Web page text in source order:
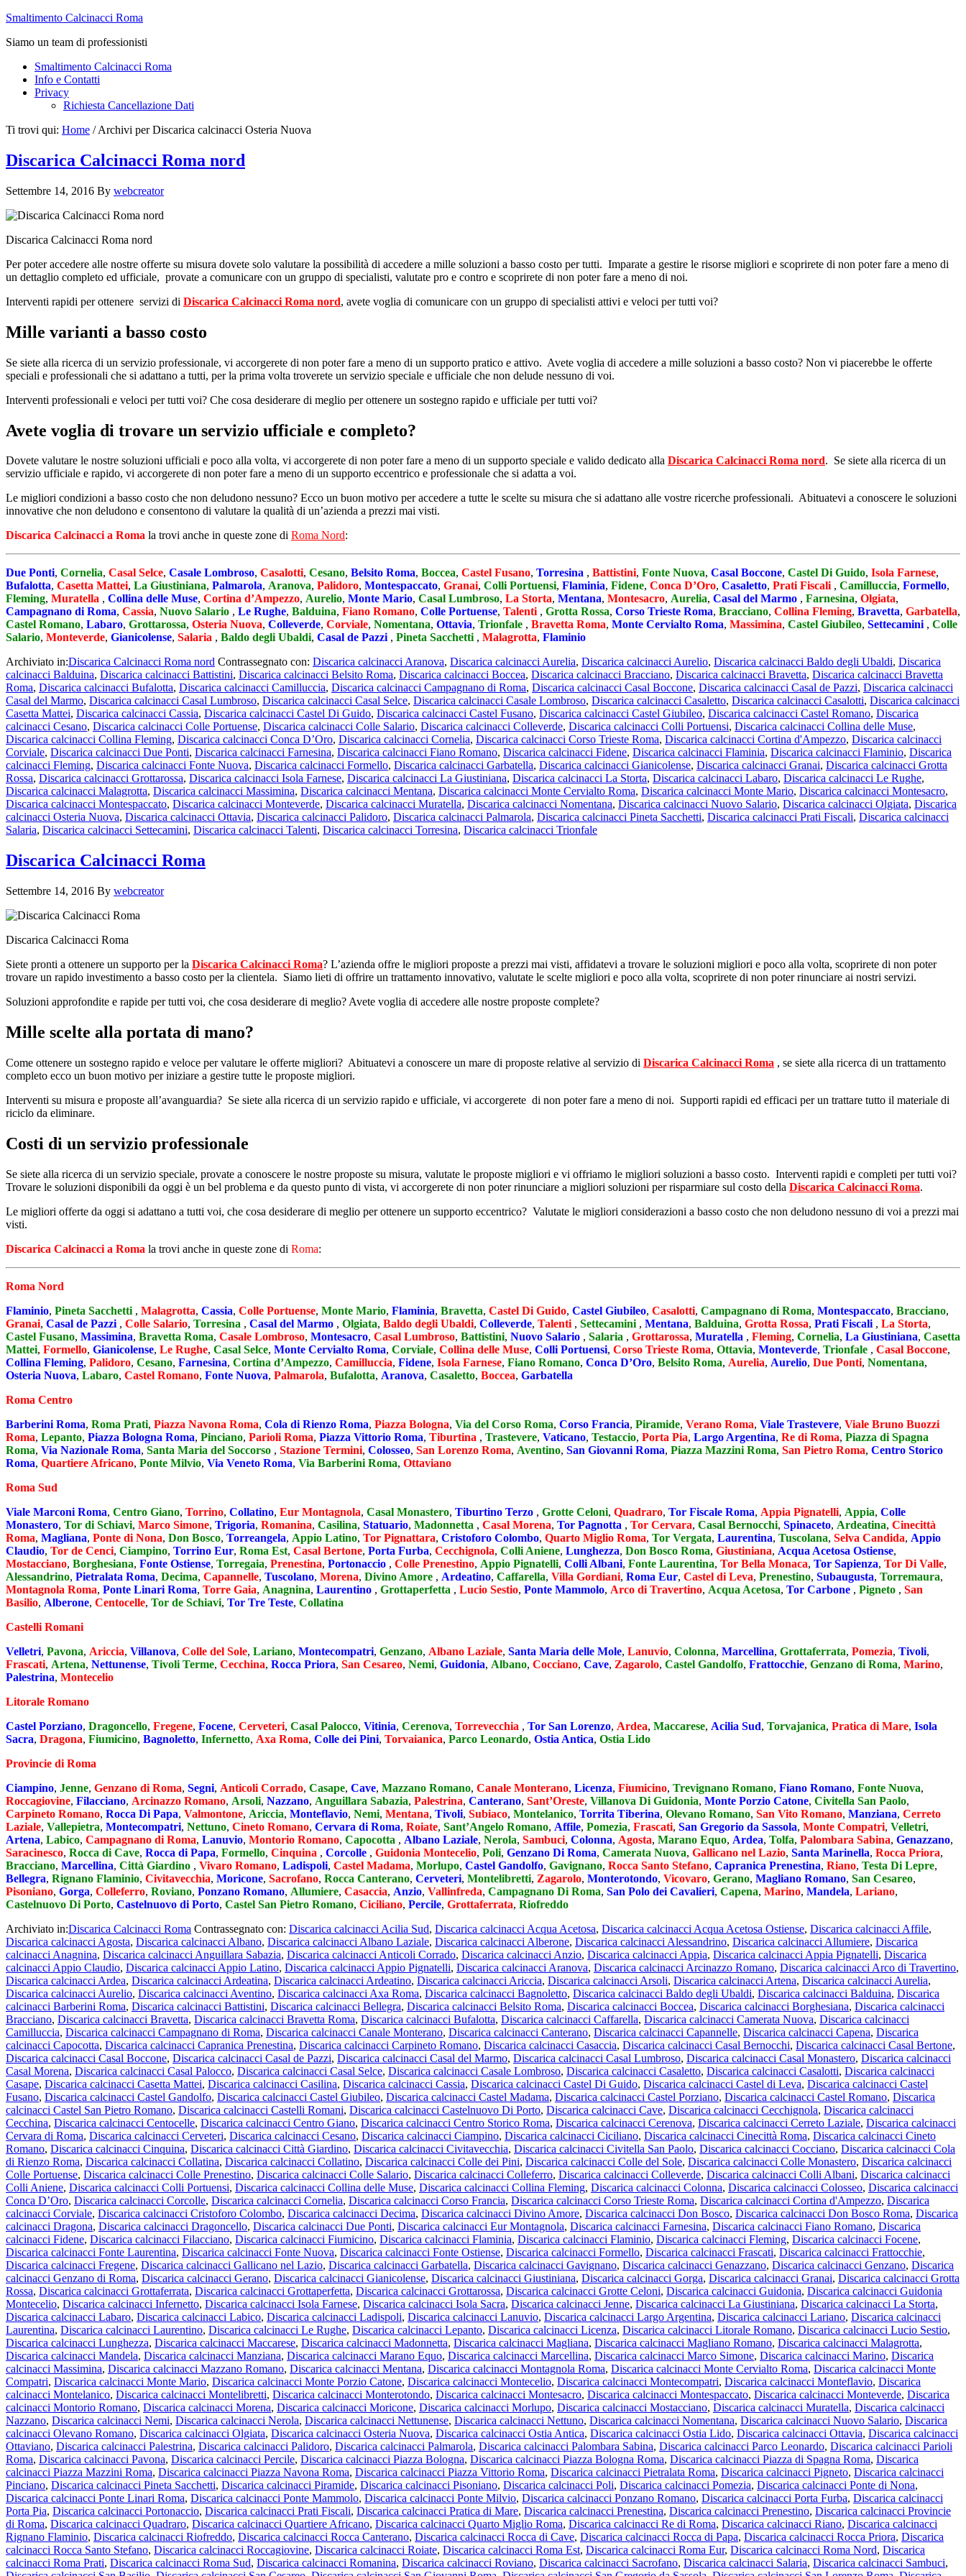
Smaltimento Calcinacci Roma
Siamo un team di professionisti
Smaltimento Calcinacci Roma
Info e Contatti
Privacy
Richiesta Cancellazione Dati
Ti trovi qui: Home /Archivi per Discarica calcinacci Osteria Nuova
Discarica Calcinacci Roma nord
Settembre 14, 2016 By webcreator
Discarica Calcinacci Roma nord
Per poter accedere alle nostre offerte su misura dovete solo valutare la possibilità di accedere a mille soluzioni a basso costo per tutti. Imparate a gestire le risorse migliori e scoprirete di non poter fare a meno di
un dettaglio completo ed ufficiale, provate a comunicare con un gruppo di specialisti, valutate pro e contro e scoprirete di non poter fare a meno di noi.
Interventi rapidi per ottenere servizi di Discarica Calcinacci Roma nord, avete voglia di comunicare con un gruppo di specialisti attivi e veloci per tutti voi?
Mille varianti a basso costo
Se siete alla ricerca di un servizio professionale, vi accorgerete di non poter fare a meno di un supporto pratico e attivo. Avete voglia di accedere a mille soluzioni a basso costo? Non vi piacerebbe le offerte
speciali e professionali che si adattano a tutti, per la prima volta troverete un servizio speciale e ufficiale che non delude nessuno di voi.
Interventi professionali e veloci per tutti voi? Che cosa desiderare di meglio per ottenere un sostegno rapido e ufficiale per tutti voi?
Avete voglia di trovare un servizio ufficiale e completo?
Dovete valutare le nostre soluzioni ufficiali e poco alla volta, vi accorgerete di non poter fare a meno di un supporto speciale e valido dedicato alla Discarica Calcinacci Roma nord. Se siete alla ricerca di un
servizio ufficiale e rapido, vi accorgerete di non poter fare a meno di un supporto eccentrico e professionale che si adatta a voi.
Le migliori condizioni a basso costo che non deludono nessuno? Ecco un buon motivo per accedere a tutte le scelte su misura che si adattano alle vostre ricerche professionali. Abituatevi a conoscere le soluzioni
innovative che non deludono e consentono di valutare la qualità di un’azienda a prezzi mai visti.
Discarica Calcinacci a Roma la trovi anche in queste zone di Roma Nord:
Due Ponti, Cornelia, Casal Selce, Casale Lombroso, Casalotti, Cesano, Belsito Roma, Boccea, Castel Fusano, Torresina , Battistini, Fonte Nuova, Casal Boccone, Castel Di Guido, Isola Farnese,
Bufalotta, Casetta Mattei, La Giustiniana, Palmarola, Aranova, Palidoro, Montespaccato, Granai, Colli Portuensi, Flaminia, Fidene, Conca D’Oro, Casaletto, Prati Fiscali , Camilluccia, Formello,
Fleming, Muratella , Collina delle Muse, Cortina d’Ampezzo, Aurelio, Monte Mario, Casal Lumbroso, La Storta, Mentana, Montesacro, Aurelia, Casal del Marmo , Farnesina, Olgiata,
Campagnano di Roma, Cassia, Nuovo Salario , Le Rughe, Balduina, Fiano Romano, Colle Portuense, Talenti , Grotta Rossa, Corso Trieste Roma, Bracciano, Collina Fleming, Bravetta, Garbatella,
Castel Romano, Labaro, Grottarossa, Osteria Nuova, Colleverde, Corviale, Nomentana, Ottavia, Trionfale , Bravetta Roma, Monte Cervialto Roma, Massimina, Castel Giubileo, Settecamini , Colle
Salario, Monteverde, Gianicolense, Salaria , Baldo degli Ubaldi, Casal de Pazzi , Pineta Sacchetti , Malagrotta, Flaminio
Archiviato in:Discarica Calcinacci Roma nord Contrassegnato con: Discarica calcinacci Aranova, Discarica calcinacci Aurelia, Discarica calcinacci Aurelio, Discarica calcinacci Baldo degli Ubaldi, Discarica
calcinacci Balduina, Discarica calcinacci Battistini, Discarica calcinacci Belsito Roma, Discarica calcinacci Boccea, Discarica calcinacci Bracciano, Discarica calcinacci Bravetta, Discarica calcinacci Bravetta
Roma, Discarica calcinacci Bufalotta, Discarica calcinacci Camilluccia, Discarica calcinacci Campagnano di Roma, Discarica calcinacci Casal Boccone, Discarica calcinacci Casal de Pazzi, Discarica calcinacci
Casal del Marmo, Discarica calcinacci Casal Lumbroso, Discarica calcinacci Casal Selce, Discarica calcinacci Casale Lombroso, Discarica calcinacci Casaletto, Discarica calcinacci Casalotti, Discarica calcinacci
Casetta Mattei, Discarica calcinacci Cassia, Discarica calcinacci Castel Di Guido, Discarica calcinacci Castel Fusano, Discarica calcinacci Castel Giubileo, Discarica calcinacci Castel Romano, Discarica
calcinacci Cesano, Discarica calcinacci Colle Portuense, Discarica calcinacci Colle Salario, Discarica calcinacci Colleverde, Discarica calcinacci Colli Portuensi, Discarica calcinacci Collina delle Muse,
Discarica calcinacci Collina Fleming, Discarica calcinacci Conca D’Oro, Discarica calcinacci Cornelia, Discarica calcinacci Corso Trieste Roma, Discarica calcinacci Cortina d'Ampezzo, Discarica calcinacci
Corviale, Discarica calcinacci Due Ponti, Discarica calcinacci Farnesina, Discarica calcinacci Fiano Romano, Discarica calcinacci Fidene, Discarica calcinacci Flaminia, Discarica calcinacci Flaminio, Discarica
calcinacci Fleming, Discarica calcinacci Fonte Nuova, Discarica calcinacci Formello, Discarica calcinacci Garbatella, Discarica calcinacci Gianicolense, Discarica calcinacci Granai, Discarica calcinacci Grotta
Rossa, Discarica calcinacci Grottarossa, Discarica calcinacci Isola Farnese, Discarica calcinacci La Giustiniana, Discarica calcinacci La Storta, Discarica calcinacci Labaro, Discarica calcinacci Le Rughe,
Discarica calcinacci Malagrotta, Discarica calcinacci Massimina, Discarica calcinacci Mentana, Discarica calcinacci Monte Cervialto Roma, Discarica calcinacci Monte Mario, Discarica calcinacci Montesacro,
Discarica calcinacci Montespaccato, Discarica calcinacci Monteverde, Discarica calcinacci Muratella, Discarica calcinacci Nomentana, Discarica calcinacci Nuovo Salario, Discarica calcinacci Olgiata, Discarica
calcinacci Osteria Nuova, Discarica calcinacci Ottavia, Discarica calcinacci Palidoro, Discarica calcinacci Palmarola, Discarica calcinacci Pineta Sacchetti, Discarica calcinacci Prati Fiscali, Discarica calcinacci
Salaria, Discarica calcinacci Settecamini, Discarica calcinacci Talenti, Discarica calcinacci Torresina, Discarica calcinacci Trionfale
Discarica Calcinacci Roma
Settembre 14, 2016 By webcreator
Discarica Calcinacci Roma
Siete pronti a ottenere un supporto per la Discarica Calcinacci Roma? L’azienda offre le migliori proposte a prezzi mai visti, affidatevi a trovare le soluzioni migliori e poco alla volta, scoprirete di non poter
trovare un rapido investimento a basso costo per la clientela. Siamo lieti di offrire un trattamento innovativo, valutate le scelte migliori e poco alla volta, scoprirete di non poter rinunciare ai nostri servizi.
Soluzioni approfondite e rapide per tutti voi, che cosa desiderare di meglio? Avete voglia di accedere alle nostre proposte complete?
Mille scelte alla portata di mano?
Come ottenere un sostegno rapido e veloce per valutare le offerte migliori? Abituatevi a conoscere un mare di proposte relative al servizio di Discarica Calcinacci Roma , se siete alla ricerca di un trattamento
completo ecco un buon motivo per iniziare a gestire tutte le proposte migliori.
Interventi su misura e proposte all’avanguardia? Se siete alla ricerca di un servizio rapido e ufficiale, vi accorgerete di non poter fare a meno di noi. Supporti rapidi ed efficaci per un trattare tutto il materiale di
riciclo da eliminare.
Costi di un servizio professionale
Se siete alla ricerca di un servizio speciale, provate a conoscere le nostre proposte su misura, valutate le proposte migliori e vi offriamo le migliori soluzioni a basso costo. Interventi rapidi e completi per tutti voi?
Trovare le soluzioni disponibili da oggi è un bel problema e da questo punto di vista, vi accorgerete di non poter rinunciare a migliori soluzioni per risparmiare sul costo della Discarica Calcinacci Roma.
Le migliori offerte da oggi si adattano a tutti voi, che cosa desiderare di meglio per ottenere un supporto eccentrico? Valutate le migliori considerazioni a basso costo che non deludono nessuno di voi a prezzi mai
visti.
Discarica Calcinacci a Roma la trovi anche in queste zone di Roma:
Roma Nord
Flaminio, Pineta Sacchetti , Malagrotta, Cassia, Colle Portuense, Monte Mario, Flaminia, Bravetta, Castel Di Guido, Castel Giubileo, Casalotti, Campagnano di Roma, Montespaccato, Bracciano,
Granai, Casal de Pazzi , Colle Salario, Torresina , Casal del Marmo , Olgiata, Baldo degli Ubaldi, Colleverde, Talenti , Settecamini , Mentana, Balduina, Grotta Rossa, Prati Fiscali , La Storta,
Castel Fusano, Massimina, Bravetta Roma, Casale Lombroso, Montesacro, Casal Lumbroso, Battistini, Nuovo Salario , Salaria , Grottarossa, Muratella , Fleming, Cornelia, La Giustiniana, Casetta
Mattei, Formello, Gianicolense, Le Rughe, Casal Selce, Monte Cervialto Roma, Corviale, Collina delle Muse, Colli Portuensi, Corso Trieste Roma, Ottavia, Monteverde, Trionfale , Casal Boccone,
Collina Fleming, Palidoro, Cesano, Farnesina, Cortina d’Ampezzo, Camilluccia, Fidene, Isola Farnese, Fiano Romano, Conca D’Oro, Belsito Roma, Aurelia, Aurelio, Due Ponti, Nomentana,
Osteria Nuova, Labaro, Castel Romano, Fonte Nuova, Palmarola, Bufalotta, Aranova, Casaletto, Boccea, Garbatella
Roma Centro
Barberini Roma, Roma Prati, Piazza Navona Roma, Cola di Rienzo Roma, Piazza Bologna, Via del Corso Roma, Corso Francia, Piramide, Verano Roma, Viale Trastevere, Viale Bruno Buozzi
Roma, Lepanto, Piazza Bologna Roma, Pinciano, Parioli Roma, Piazza Vittorio Roma, Tiburtina , Trastevere, Vaticano, Testaccio, Porta Pia, Largo Argentina, Re di Roma, Piazza di Spagna
Roma, Via Nazionale Roma, Santa Maria del Soccorso , Stazione Termini, Colosseo, San Lorenzo Roma, Aventino, San Giovanni Roma, Piazza Mazzini Roma, San Pietro Roma, Centro Storico
Roma, Quartiere Africano, Ponte Milvio, Via Veneto Roma, Via Barberini Roma, Ottaviano
Roma Sud
Viale Marconi Roma, Centro Giano, Torrino, Collatino, Eur Montagnola, Casal Monastero, Tiburtino Terzo , Grotte Celoni, Quadraro, Tor Fiscale Roma, Appia Pignatelli, Appia, Colle
Monastero, Tor di Schiavi, Marco Simone, Trigoria, Romanina, Casilina, Statuario, Madonnetta , Casal Morena, Tor Pagnotta , Tor Cervara, Casal Bernocchi, Spinaceto, Ardeatina, Cinecittà
Roma, Magliana, Ponte di Nona, Don Bosco, Torreangela, Appio Latino, Tor Pignattara, Cristoforo Colombo, Quarto Miglio Roma, Tor Vergata, Laurentina, Tuscolana, Selva Candida, Appio
Claudio, Tor de Cenci, Ciampino, Torrino Eur, Roma Est, Casal Bertone, Porta Furba, Cecchignola, Colli Aniene, Lunghezza, Don Bosco Roma, Giustiniana, Acqua Acetosa Ostiense,
Mostacciano, Borghesiana, Fonte Ostiense, Torregaia, Prenestina, Portonaccio , Colle Prenestino, Appio Pignatelli, Colli Albani, Fonte Laurentina, Tor Bella Monaca, Tor Sapienza, Tor Di Valle,
Alessandrino, Pietralata Roma, Decima, Capannelle, Tuscolano, Morena, Divino Amore , Ardeatino, Caffarella, Villa Gordiani, Roma Eur, Castel di Leva, Prenestino, Subaugusta, Torremaura,
Montagnola Roma, Ponte Linari Roma, Torre Gaia, Anagnina, Laurentino , Grottaperfetta , Lucio Sestio, Ponte Mammolo, Arco di Travertino, Acqua Acetosa, Tor Carbone , Pigneto , San
Basilio, Alberone, Centocelle, Tor de Schiavi, Tor Tre Teste, Collatina
Castelli Romani
Velletri, Pavona, Ariccia, Villanova, Colle del Sole, Lariano, Montecompatri, Genzano, Albano Laziale, Santa Maria delle Mole, Lanuvio, Colonna, Marcellina, Grottaferrata, Pomezia, Tivoli,
Frascati, Artena, Nettunense, Tivoli Terme, Cecchina, Rocca Priora, San Cesareo, Nemi, Guidonia, Albano, Cocciano, Cave, Zagarolo, Castel Gandolfo, Frattocchie, Genzano di Roma, Marino,
Palestrina, Montecelio
Litorale Romano
Castel Porziano, Dragoncello, Fregene, Focene, Cerveteri, Casal Palocco, Vitinia, Cerenova, Torrevecchia , Tor San Lorenzo, Ardea, Maccarese, Acilia Sud, Torvajanica, Pratica di Mare, Isola
Sacra, Dragona, Fiumicino, Bagnoletto, Infernetto, Axa Roma, Colle dei Pini, Torvaianica, Parco Leonardo, Ostia Antica, Ostia Lido
Provincie di Roma
Ciampino, Jenne, Genzano di Roma, Segni, Anticoli Corrado, Casape, Cave, Mazzano Romano, Canale Monterano, Licenza, Fiumicino, Trevignano Romano, Fiano Romano, Fonte Nuova,
Roccagiovine, Filacciano, Arcinazzo Romano, Arsoli, Nazzano, Anguillara Sabazia, Palestrina, Canterano, Sant’Oreste, Villanova Di Guidonia, Monte Porzio Catone, Civitella San Paolo,
Carpineto Romano, Rocca Di Papa, Valmontone, Ariccia, Monteflavio, Nemi, Mentana, Tivoli, Subiaco, Montelanico, Torrita Tiberina, Olevano Romano, San Vito Romano, Manziana, Cerreto
Laziale, Vallepietra, Montecompatri, Nettuno, Cineto Romano, Cervara di Roma, Roiate, Sant’Angelo Romano, Affile, Pomezia, Frascati, San Gregorio da Sassola, Monte Compatri, Velletri,
Artena, Labico, Campagnano di Roma, Lanuvio, Montorio Romano, Capocotta , Albano Laziale, Nerola, Sambuci, Colonna, Agosta, Marano Equo, Ardea, Tolfa, Palombara Sabina, Genazzano,
Saracinesco, Rocca di Cave, Rocca di Papa, Formello, Cinquina , Corcolle , Guidonia Montecelio, Poli, Genzano Di Roma, Camerata Nuova, Gallicano nel Lazio, Santa Marinella, Rocca Priora,
Bracciano, Marcellina, Città Giardino , Vivaro Romano, Ladispoli, Castel Madama, Morlupo, Castel Gandolfo, Gavignano, Rocca Santo Stefano, Capranica Prenestina, Riano, Testa Di Lepre,
Bellegra, Rignano Flaminio, Civitavecchia, Moricone, Sacrofano, Rocca Canterano, Cerveteri, Montelibretti, Zagarolo, Monterotondo, Vicovaro, Gerano, Magliano Romano, San Cesareo,
Pisoniano, Gorga, Colleferro, Roviano, Ponzano Romano, Allumiere, Casaccia, Anzio, Vallinfreda, Campagnano Di Roma, San Polo dei Cavalieri, Capena, Marino, Mandela, Lariano,
Castelnuovo Di Porto, Castelnuovo di Porto, Castel San Pietro Romano, Ciciliano, Percile, Grottaferrata, Riofreddo
Archiviato in:Discarica Calcinacci Roma Contrassegnato con: Discarica calcinacci Acilia Sud, Discarica calcinacci Acqua Acetosa, Discarica calcinacci Acqua Acetosa Ostiense, Discarica calcinacci Affile,
Discarica calcinacci Agosta, Discarica calcinacci Albano, Discarica calcinacci Albano Laziale, Discarica calcinacci Alberone, Discarica calcinacci Alessandrino, Discarica calcinacci Allumiere, Discarica
calcinacci Anagnina, Discarica calcinacci Anguillara Sabazia, Discarica calcinacci Anticoli Corrado, Discarica calcinacci Anzio, Discarica calcinacci Appia, Discarica calcinacci Appia Pignatelli, Discarica
calcinacci Appio Claudio, Discarica calcinacci Appio Latino, Discarica calcinacci Appio Pignatelli, Discarica calcinacci Aranova, Discarica calcinacci Arcinazzo Romano, Discarica calcinacci Arco di Travertino,
Discarica calcinacci Ardea, Discarica calcinacci Ardeatina, Discarica calcinacci Ardeatino, Discarica calcinacci Ariccia, Discarica calcinacci Arsoli, Discarica calcinacci Artena, Discarica calcinacci Aurelia,
Discarica calcinacci Aurelio, Discarica calcinacci Aventino, Discarica calcinacci Axa Roma, Discarica calcinacci Bagnoletto, Discarica calcinacci Baldo degli Ubaldi, Discarica calcinacci Balduina, Discarica
calcinacci Barberini Roma, Discarica calcinacci Battistini, Discarica calcinacci Bellegra, Discarica calcinacci Belsito Roma, Discarica calcinacci Boccea, Discarica calcinacci Borghesiana, Discarica calcinacci
Bracciano, Discarica calcinacci Bravetta, Discarica calcinacci Bravetta Roma, Discarica calcinacci Bufalotta, Discarica calcinacci Caffarella, Discarica calcinacci Camerata Nuova, Discarica calcinacci
Camilluccia, Discarica calcinacci Campagnano di Roma, Discarica calcinacci Canale Monterano, Discarica calcinacci Canterano, Discarica calcinacci Capannelle, Discarica calcinacci Capena, Discarica
calcinacci Capocotta, Discarica calcinacci Capranica Prenestina, Discarica calcinacci Carpineto Romano, Discarica calcinacci Casaccia, Discarica calcinacci Casal Bernocchi, Discarica calcinacci Casal Bertone,
Discarica calcinacci Casal Boccone, Discarica calcinacci Casal de Pazzi, Discarica calcinacci Casal del Marmo, Discarica calcinacci Casal Lumbroso, Discarica calcinacci Casal Monastero, Discarica calcinacci
Casal Morena, Discarica calcinacci Casal Palocco, Discarica calcinacci Casal Selce, Discarica calcinacci Casale Lombroso, Discarica calcinacci Casaletto, Discarica calcinacci Casalotti, Discarica calcinacci
Casape, Discarica calcinacci Casetta Mattei, Discarica calcinacci Casilina, Discarica calcinacci Cassia, Discarica calcinacci Castel Di Guido, Discarica calcinacci Castel di Leva, Discarica calcinacci Castel
Fusano, Discarica calcinacci Castel Gandolfo, Discarica calcinacci Castel Giubileo, Discarica calcinacci Castel Madama, Discarica calcinacci Castel Porziano, Discarica calcinacci Castel Romano, Discarica
calcinacci Castel San Pietro Romano, Discarica calcinacci Castelli Romani, Discarica calcinacci Castelnuovo Di Porto, Discarica calcinacci Cave, Discarica calcinacci Cecchignola, Discarica calcinacci
Cecchina, Discarica calcinacci Centocelle, Discarica calcinacci Centro Giano, Discarica calcinacci Centro Storico Roma, Discarica calcinacci Cerenova, Discarica calcinacci Cerreto Laziale, Discarica calcinacci
Cervara di Roma, Discarica calcinacci Cerveteri, Discarica calcinacci Cesano, Discarica calcinacci Ciampino, Discarica calcinacci Ciciliano, Discarica calcinacci Cinecittà Roma, Discarica calcinacci Cineto
Romano, Discarica calcinacci Cinquina, Discarica calcinacci Città Giardino, Discarica calcinacci Civitavecchia, Discarica calcinacci Civitella San Paolo, Discarica calcinacci Cocciano, Discarica calcinacci Cola
di Rienzo Roma, Discarica calcinacci Collatina, Discarica calcinacci Collatino, Discarica calcinacci Colle dei Pini, Discarica calcinacci Colle del Sole, Discarica calcinacci Colle Monastero, Discarica calcinacci
Colle Portuense, Discarica calcinacci Colle Prenestino, Discarica calcinacci Colle Salario, Discarica calcinacci Colleferro, Discarica calcinacci Colleverde, Discarica calcinacci Colli Albani, Discarica calcinacci
Colli Aniene, Discarica calcinacci Colli Portuensi, Discarica calcinacci Collina delle Muse, Discarica calcinacci Collina Fleming, Discarica calcinacci Colonna, Discarica calcinacci Colosseo, Discarica calcinacci
Conca D’Oro, Discarica calcinacci Corcolle, Discarica calcinacci Cornelia, Discarica calcinacci Corso Francia, Discarica calcinacci Corso Trieste Roma, Discarica calcinacci Cortina d'Ampezzo, Discarica
calcinacci Corviale, Discarica calcinacci Cristoforo Colombo, Discarica calcinacci Decima, Discarica calcinacci Divino Amore, Discarica calcinacci Don Bosco, Discarica calcinacci Don Bosco Roma, Discarica
calcinacci Dragona, Discarica calcinacci Dragoncello, Discarica calcinacci Due Ponti, Discarica calcinacci Eur Montagnola, Discarica calcinacci Farnesina, Discarica calcinacci Fiano Romano, Discarica
calcinacci Fidene, Discarica calcinacci Filacciano, Discarica calcinacci Fiumicino, Discarica calcinacci Flaminia, Discarica calcinacci Flaminio, Discarica calcinacci Fleming, Discarica calcinacci Focene,
Discarica calcinacci Fonte Laurentina, Discarica calcinacci Fonte Nuova, Discarica calcinacci Fonte Ostiense, Discarica calcinacci Formello, Discarica calcinacci Frascati, Discarica calcinacci Frattocchie,
Discarica calcinacci Fregene, Discarica calcinacci Gallicano nel Lazio, Discarica calcinacci Garbatella, Discarica calcinacci Gavignano, Discarica calcinacci Genazzano, Discarica calcinacci Genzano, Discarica
calcinacci Genzano di Roma, Discarica calcinacci Gerano, Discarica calcinacci Gianicolense, Discarica calcinacci Giustiniana, Discarica calcinacci Gorga, Discarica calcinacci Granai, Discarica calcinacci Grotta
Rossa, Discarica calcinacci Grottaferrata, Discarica calcinacci Grottaperfetta, Discarica calcinacci Grottarossa, Discarica calcinacci Grotte Celoni, Discarica calcinacci Guidonia, Discarica calcinacci Guidonia
Montecelio, Discarica calcinacci Infernetto, Discarica calcinacci Isola Farnese, Discarica calcinacci Isola Sacra, Discarica calcinacci Jenne, Discarica calcinacci La Giustiniana, Discarica calcinacci La Storta,
Discarica calcinacci Labaro, Discarica calcinacci Labico, Discarica calcinacci Ladispoli, Discarica calcinacci Lanuvio, Discarica calcinacci Largo Argentina, Discarica calcinacci Lariano, Discarica calcinacci
Laurentina, Discarica calcinacci Laurentino, Discarica calcinacci Le Rughe, Discarica calcinacci Lepanto, Discarica calcinacci Licenza, Discarica calcinacci Litorale Romano, Discarica calcinacci Lucio Sestio,
Discarica calcinacci Lunghezza, Discarica calcinacci Maccarese, Discarica calcinacci Madonnetta, Discarica calcinacci Magliana, Discarica calcinacci Magliano Romano, Discarica calcinacci Malagrotta,
Discarica calcinacci Mandela, Discarica calcinacci Manziana, Discarica calcinacci Marano Equo, Discarica calcinacci Marcellina, Discarica calcinacci Marco Simone, Discarica calcinacci Marino, Discarica
calcinacci Massimina, Discarica calcinacci Mazzano Romano, Discarica calcinacci Mentana, Discarica calcinacci Montagnola Roma, Discarica calcinacci Monte Cervialto Roma, Discarica calcinacci Monte
Compatri, Discarica calcinacci Monte Mario, Discarica calcinacci Monte Porzio Catone, Discarica calcinacci Montecelio, Discarica calcinacci Montecompatri, Discarica calcinacci Monteflavio, Discarica
calcinacci Montelanico, Discarica calcinacci Montelibretti, Discarica calcinacci Monterotondo, Discarica calcinacci Montesacro, Discarica calcinacci Montespaccato, Discarica calcinacci Monteverde, Discarica
calcinacci Montorio Romano, Discarica calcinacci Morena, Discarica calcinacci Moricone, Discarica calcinacci Morlupo, Discarica calcinacci Mostacciano, Discarica calcinacci Muratella, Discarica calcinacci
Nazzano, Discarica calcinacci Nemi, Discarica calcinacci Nerola, Discarica calcinacci Nettunense, Discarica calcinacci Nettuno, Discarica calcinacci Nomentana, Discarica calcinacci Nuovo Salario, Discarica
calcinacci Olevano Romano, Discarica calcinacci Olgiata, Discarica calcinacci Osteria Nuova, Discarica calcinacci Ostia Antica, Discarica calcinacci Ostia Lido, Discarica calcinacci Ottavia, Discarica calcinacci
Ottaviano, Discarica calcinacci Palestrina, Discarica calcinacci Palidoro, Discarica calcinacci Palmarola, Discarica calcinacci Palombara Sabina, Discarica calcinacci Parco Leonardo, Discarica calcinacci Parioli
Roma, Discarica calcinacci Pavona, Discarica calcinacci Percile, Discarica calcinacci Piazza Bologna, Discarica calcinacci Piazza Bologna Roma, Discarica calcinacci Piazza di Spagna Roma, Discarica
calcinacci Piazza Mazzini Roma, Discarica calcinacci Piazza Navona Roma, Discarica calcinacci Piazza Vittorio Roma, Discarica calcinacci Pietralata Roma, Discarica calcinacci Pigneto, Discarica calcinacci
Pinciano, Discarica calcinacci Pineta Sacchetti, Discarica calcinacci Piramide, Discarica calcinacci Pisoniano, Discarica calcinacci Poli, Discarica calcinacci Pomezia, Discarica calcinacci Ponte di Nona,
Discarica calcinacci Ponte Linari Roma, Discarica calcinacci Ponte Mammolo, Discarica calcinacci Ponte Milvio, Discarica calcinacci Ponzano Romano, Discarica calcinacci Porta Furba, Discarica calcinacci
Porta Pia, Discarica calcinacci Portonaccio, Discarica calcinacci Prati Fiscali, Discarica calcinacci Pratica di Mare, Discarica calcinacci Prenestina, Discarica calcinacci Prenestino, Discarica calcinacci Provincie
di Roma, Discarica calcinacci Quadraro, Discarica calcinacci Quartiere Africano, Discarica calcinacci Quarto Miglio Roma, Discarica calcinacci Re di Roma, Discarica calcinacci Riano, Discarica calcinacci
Rignano Flaminio, Discarica calcinacci Riofreddo, Discarica calcinacci Rocca Canterano, Discarica calcinacci Rocca di Cave, Discarica calcinacci Rocca di Papa, Discarica calcinacci Rocca Priora, Discarica
calcinacci Rocca Santo Stefano, Discarica calcinacci Roccagiovine, Discarica calcinacci Roiate, Discarica calcinacci Roma Est, Discarica calcinacci Roma Eur, Discarica calcinacci Roma Nord, Discarica
calcinacci Roma Prati, Discarica calcinacci Roma Sud, Discarica calcinacci Romanina, Discarica calcinacci Roviano, Discarica calcinacci Sacrofano, Discarica calcinacci Salaria, Discarica calcinacci Sambuci,